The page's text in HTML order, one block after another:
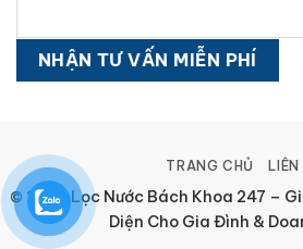
TRANG CHỦ LIÊN
© 2026 Lọc Nước Bách Khoa 247 –
Diện Cho Gia Đình &